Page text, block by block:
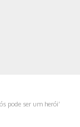
pode ser um herói’